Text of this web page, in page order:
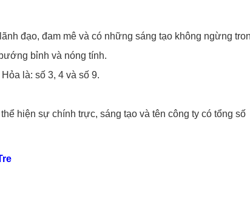
đạo, đam mê và có những sáng tạo không ngừng
bỉnh và nóng tính.
là: số 3, 4 và số 9.
hiện sự chính trực, sáng tạo và tên công ty có tổng số